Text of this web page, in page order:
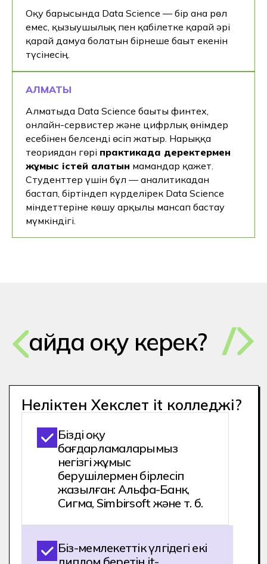
Оқу барысында Data Science — бір ғана рөл
емес, қызығушылық пен қабілетке қарай әрі
қарай дамуға болатын бірнеше бағыт екенін
түсінесің.
АЛМАТЫ
Алматыда Data Science бағыты финтех,
онлайн-сервистер және цифрлық өнімдер
есебінен белсенді өсіп жатыр. Нарыққа
теориядан гөрі практикада деректермен
жұмыс істей алатын мамандар қажет.
Студенттер үшін бұл — аналитикадан
бастап, біртіндеп күрделірек Data Science
міндеттеріне көшу арқылы мансап бастау
мүмкіндігі.
Неліктен Хекслет it колледжі?
бағдарламаларымыз
негізгі жұмыс
берушілермен бірлесіп
жазылған: Альфа-Банк,
Сигма, Simbirsoft және т. б.
Біз-мемлекеттік үлгідегі екі
диплом беретін it-
колледжміз: Қазақстан
және Ресей
Оқудың бірінші жылында
сіз әртүрлі бағыттарды
Біз маңызды нәрсеге мән
береміз: оқу кезінде
студентті кураторлар
мен психологтар ертіп
жүреді
Ал студенттер бірінші курстан
бастап портфолио жинайды.
есеппен 1 жылдық коммерциялық
тәжірибеге тең.
Қайда оқу керек?